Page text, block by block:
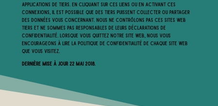
applications de tiers. En cliquant sur ces liens ou en activant ces
connexions, il est possible que des tiers puissent collecter ou partager
des données vous concernant. Nous ne contrôlons pas ces sites Web
tiers et ne sommes pas responsables de leurs déclarations de
confidentialité. Lorsque vous quittez notre site Web, nous vous
encourageons à lire la politique de confidentialité de chaque site Web
que vous visitez.
Dernière mise à jour 22 Mai 2018.